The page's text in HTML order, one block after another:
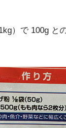
）で 100g と